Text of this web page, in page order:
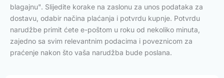
blagajnu". Slijedite korake na zaslonu za unos podataka za
dostavu, odabir načina plaćanja i potvrdu kupnje. Potvrdu
narudžbe primit ćete e-poštom u roku od nekoliko minuta,
zajedno sa svim relevantnim podacima i poveznicom za
praćenje nakon što vaša narudžba bude poslana.